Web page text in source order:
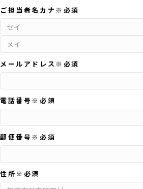
ご担当者名カナ ※必須
メールアドレス ※必須
電話番号 ※必須
郵便番号 ※必須
住所※必須